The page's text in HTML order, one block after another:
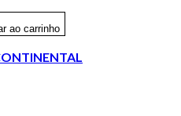
ao carrinho